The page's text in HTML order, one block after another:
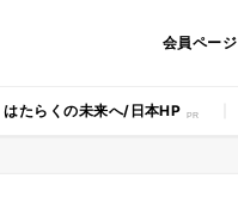
会員ページ
はたらくの未来へ/日本HP